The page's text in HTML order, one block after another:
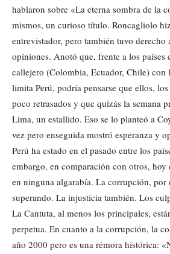
hablaron sobre «La eterna sombra de la
mismos, un curioso título. Roncagliolo
entrevistador, pero también tuvo derecho
opiniones. Anotó que, frente a los países
callejero (Colombia, Ecuador, Chile) con
limita Perú, podría pensarse que ellos,
poco retrasados y que quizás la semana
Lima, un estallido. Eso se lo planteó a
vez pero enseguida mostró esperanza y
Perú ha estado en el pasado entre los
embargo, en comparación con otros, hoy
en ninguna algarabía. La corrupción, por
superando. La injusticia también. Los
La Cantuta, al menos los principales,
perpetua. En cuanto a la corrupción, la
año 2000 pero es una rémora histórica: